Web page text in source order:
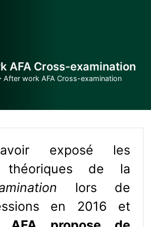
AFA Cross-examination
After work AFA Cross-examination
exposé les
théoriques de la
lors de
en 2016 et